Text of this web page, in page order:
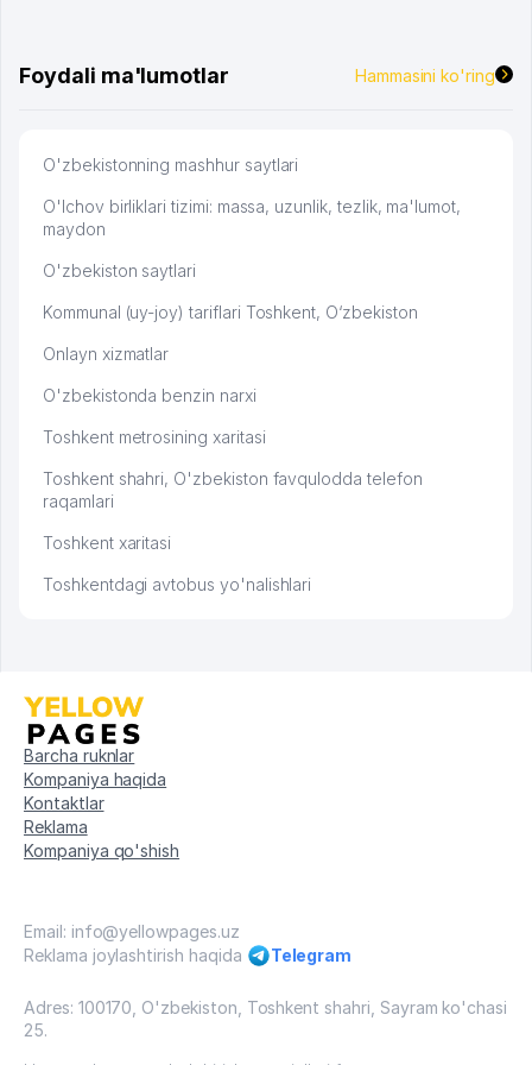
Foydali ma'lumotlar Hammasini ko'ring
O'zbekistonning mashhur saytlari
O'lchov birliklari tizimi: massa, uzunlik, tezlik, ma'lumot,
maydon
O'zbekiston saytlari
Kommunal (uy-joy) tariflari Toshkent, O‘zbekiston
Onlayn xizmatlar
O'zbekistonda benzin narxi
Toshkent metrosining xaritasi
Toshkent shahri, O'zbekiston favqulodda telefon
raqamlari
Toshkent xaritasi
Toshkentdagi avtobus yo'nalishlari
Barcha ruknlar
Kompaniya haqida
Kontaktlar
Reklama
Kompaniya qo'shish
Email: info@yellowpages.uz
Reklama joylashtirish haqida
Telegram
Adres: 100170, O'zbekiston, Toshkent shahri, Sayram ko'chasi
25.